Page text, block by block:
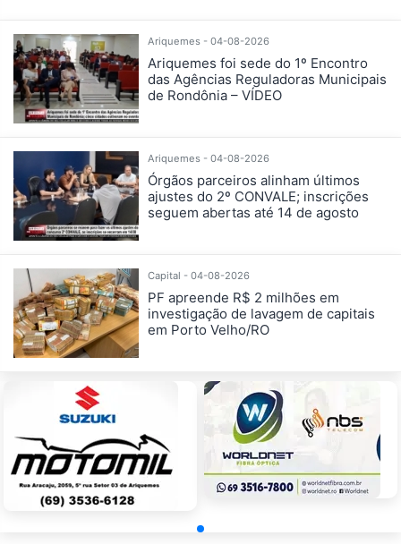
Ariquemes - 04-08-2026
Ariquemes foi sede do 1º Encontro
das Agências Reguladoras Municipais
de Rondônia – VÍDEO
Ariquemes - 04-08-2026
Órgãos parceiros alinham últimos
ajustes do 2º CONVALE; inscrições
seguem abertas até 14 de agosto
Capital - 04-08-2026
PF apreende R$ 2 milhões em
investigação de lavagem de capitais
em Porto Velho/RO